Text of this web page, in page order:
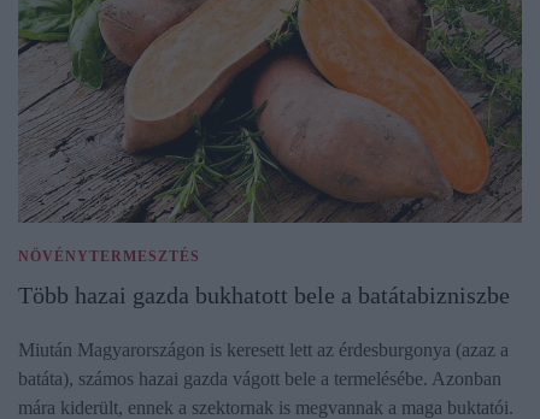
NÖVÉNYTERMESZTÉS
Több hazai gazda bukhatott bele a batátabizniszbe
Miután Magyarországon is keresett lett az érdesburgonya (azaz a
batáta), számos hazai gazda vágott bele a termelésébe. Azonban
mára kiderült, ennek a szektornak is megvannak a maga buktatói.